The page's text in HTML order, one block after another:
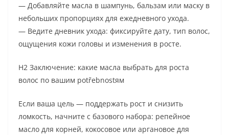
— Добавляйте масла в шампунь, бальзам или маску в
небольших пропорциях для ежедневного ухода.
— Ведите дневник ухода: фиксируйте дату, тип волос,
ощущения кожи головы и изменения в росте.
H2 Заключение: какие масла выбрать для роста
волос по вашим potřebnostям
Если ваша цель — поддержать рост и снизить
ломкость, начните с базового набора: репейное
масло для корней, кокосовое или аргановое для